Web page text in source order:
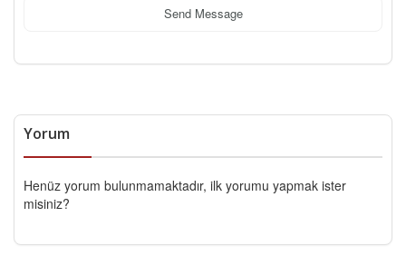
Send Message
Yorum
Henüz yorum bulunmamaktadır, ilk yorumu yapmak ister
misiniz?